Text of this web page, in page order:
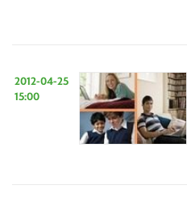
2012-04-25
15:00